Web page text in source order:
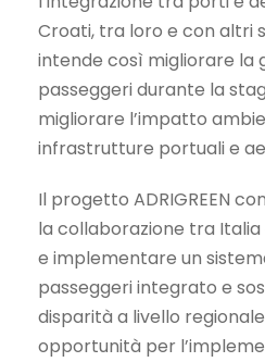
Croati, tra loro e con altri
intende così migliorare la
passeggeri durante la
migliorare l’impatto
infrastrutture portuali e
Il progetto ADRIGREEN
la collaborazione tra Italia
e implementare un
passeggeri integrato e
disparità a livello
opportunità per